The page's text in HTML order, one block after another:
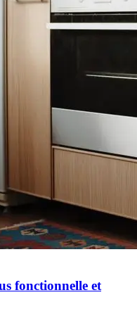
fonctionnelle et